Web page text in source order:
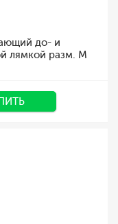
до- и
лямкой разм. M